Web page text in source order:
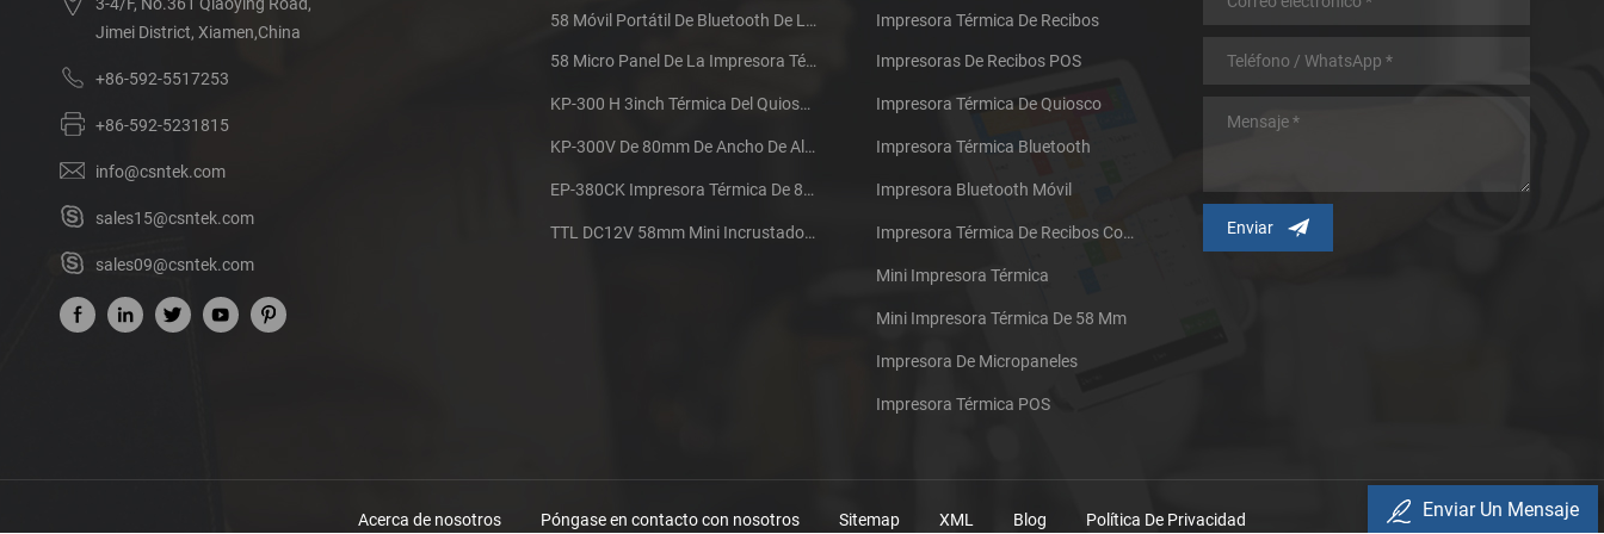
Jimei District, Xiamen,China
+86-592-5517253
+86-592-5231815
info@csntek.com
sales15@csntek.com
sales09@csntek.com
58 Móvil Portátil De Bluetooth De La Impresora Térmica De PTP-II
58 Micro Panel De La Impresora Térmica De Recibos CSN-A1
KP-300 H 3inch Térmica Del Quiosco De La Impresora Módulo De
KP-300V De 80mm De Ancho De Alta Velocidad De La Impresora Térmica Del Quiosco
EP-380CK Impresora Térmica De 80 Mm Con Bloqueo De La Tapa
TTL DC12V 58mm Mini Incrustado Taxi De La Impresora Térmica De Recibos
Impresora Térmica De Recibos
Impresoras De Recibos POS
Impresora Térmica De Quiosco
Impresora Térmica Bluetooth
Impresora Bluetooth Móvil
Impresora Térmica De Recibos Con Micropanel.
Mini Impresora Térmica
Mini Impresora Térmica De 58 Mm
Impresora De Micropaneles
Impresora Térmica POS
Acerca de nosotros Póngase en contacto con nosotros Sitemap XML Blog Política De Privacidad Enviar Un Mensaje